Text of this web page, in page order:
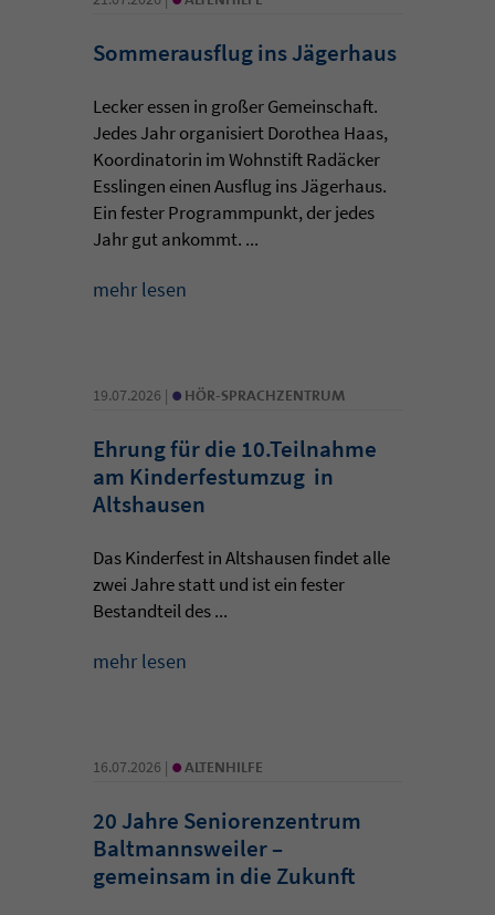
Sommerausflug ins Jägerhaus
Lecker essen in großer Gemeinschaft.
Jedes Jahr organisiert Dorothea Haas,
Koordinatorin im Wohnstift Radäcker
Esslingen einen Ausflug ins Jägerhaus.
Ein fester Programmpunkt, der jedes
Jahr gut ankommt. ...
mehr lesen
19.07.2026 | • HÖR-SPRACHZENTRUM
Ehrung für die 10.Teilnahme
am Kinderfestumzug in
Altshausen
Das Kinderfest in Altshausen findet alle
zwei Jahre statt und ist ein fester
Bestandteil des ...
mehr lesen
16.07.2026 | • ALTENHILFE
20 Jahre Seniorenzentrum
Baltmannsweiler –
gemeinsam in die Zukunft